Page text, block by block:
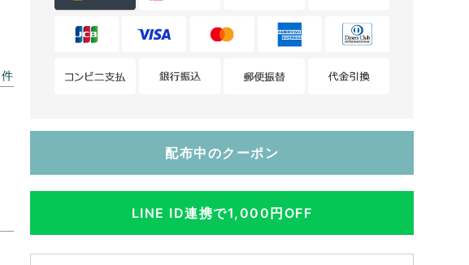
配布中のクーポン
LINE ID連携で1,000円OFF